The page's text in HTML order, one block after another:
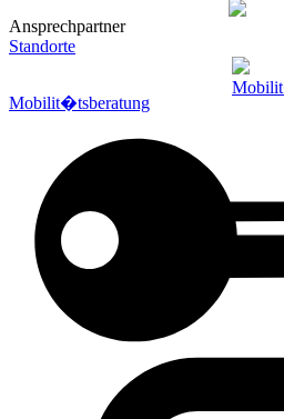
Ansprechpartner
Standorte
Mobilit�tsberatung